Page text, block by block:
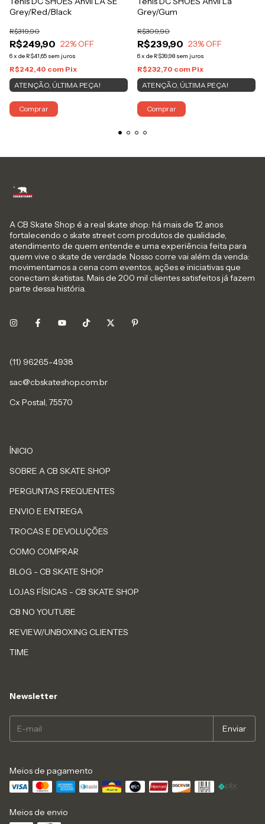
Grey/Red/Black
R$249,90
R$319,90
22% OFF
6x de R$41,65 sem juros
R$242,40 com Pix
ATENÇÃO, ÚLTIMA PEÇA!
Comprar
Grey/Gum
R$239,90
R$309,90
23% OFF
6x de R$39,98 sem juros
R$232,70 com Pix
ATENÇÃO, ÚLTIMA PEÇA!
Comprar
A CB Skate Shop é a real skate shop: há mais de 12 anos
fortalecendo o skate street com produtos de qualidade,
atendimento de quem entende e uma experiência feita para
quem vive o skate de verdade. Nosso corre vai além da venda:
movimentamos a cena com eventos, ações e iniciativas que
conectam skatistas. Mais de 200 mil clientes satisfeitos já fazem
parte dessa história.
sac@cbskateshop.com.br
Cx Postal, 75570
ÍNICIO
SOBRE A CB SKATE SHOP
PERGUNTAS FREQUENTES
ENVIO E ENTREGA
TROCAS E DEVOLUÇÕES
COMO COMPRAR
BLOG - CB SKATE SHOP
LOJAS FÍSICAS - CB SKATE SHOP
CB NO YOUTUBE
REVIEW/UNBOXING CLIENTES
TIME
Newsletter
Meios de pagamento
Meios de envio